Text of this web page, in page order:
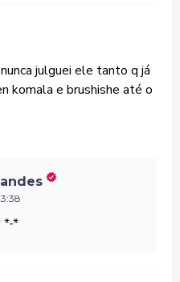
julguei ele tanto q já
komala e brushishe até o
*-*